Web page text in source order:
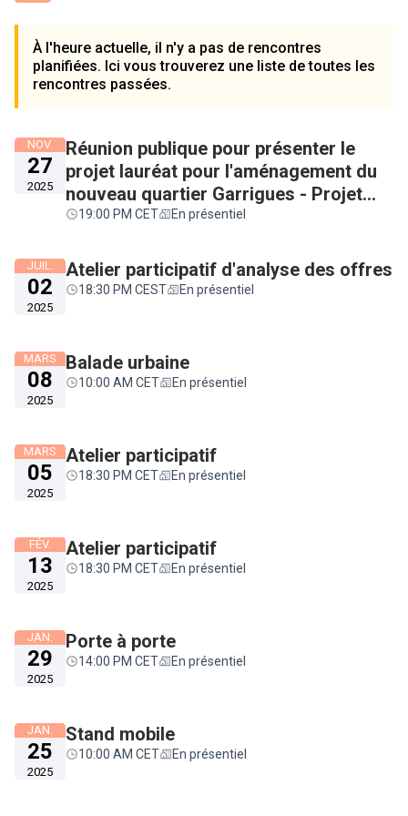
À l'heure actuelle, il n'y a pas de rencontres
planifiées. Ici vous trouverez une liste de toutes les
rencontres passées.
NOV.
27
2025
Réunion publique pour présenter le
projet lauréat pour l'aménagement du
nouveau quartier Garrigues - Projet
"ZAC Balma-Gramont"
19:00 PM CET En présentiel
JUIL.
02
2025
Atelier participatif d'analyse des offres
18:30 PM CEST En présentiel
MARS
08
2025
Balade urbaine
10:00 AM CET En présentiel
MARS
05
2025
Atelier participatif
18:30 PM CET En présentiel
FÉV.
13
2025
Atelier participatif
18:30 PM CET En présentiel
JAN.
29
2025
Porte à porte
14:00 PM CET En présentiel
JAN.
25
2025
Stand mobile
10:00 AM CET En présentiel